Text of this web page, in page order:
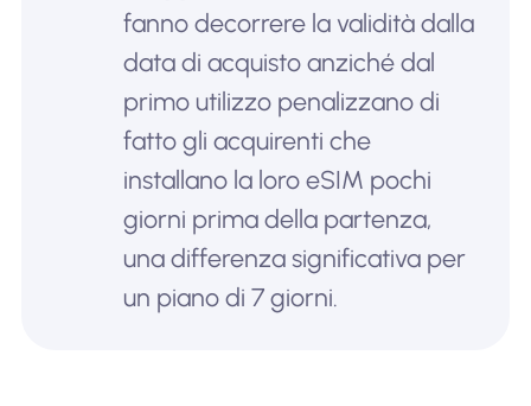
fanno decorrere la validità dalla
data di acquisto anziché dal
primo utilizzo penalizzano di
fatto gli acquirenti che
installano la loro eSIM pochi
giorni prima della partenza,
una differenza significativa per
un piano di 7 giorni.